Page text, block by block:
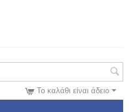
Το καλάθι είναι άδειο